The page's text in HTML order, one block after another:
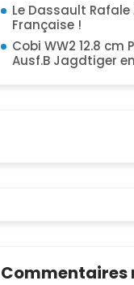
Le Dassault
Française !
Cobi WW2 12.8 cm
Ausf.B Jagdtiger
Commentaires